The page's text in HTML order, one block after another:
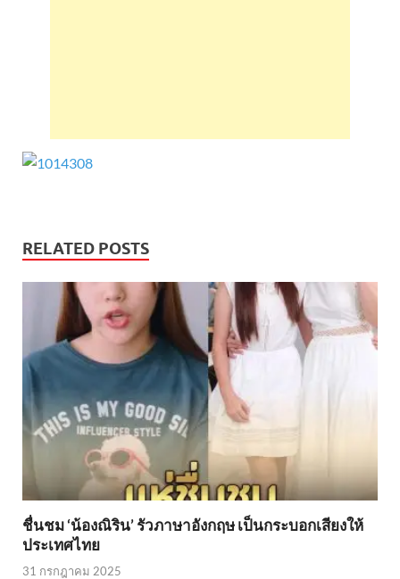
RELATED POSTS
ชื่นชม ‘น้องณิริน’ รัวภาษาอังกฤษ เป็นกระบอกเสียงให้
ประเทศไทย
31 กรกฎาคม 2025